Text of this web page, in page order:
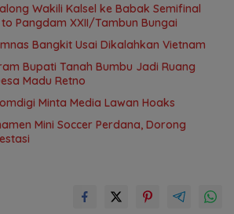
Wakili Kalsel ke Babak Semifinal
Pangdam XXII/Tambun Bungai
Bangkit Usai Dikalahkan Vietnam
Bupati Tanah Bumbu Jadi Ruang
Madu Retno
Minta Media Lawan Hoaks
Mini Soccer Perdana, Dorong